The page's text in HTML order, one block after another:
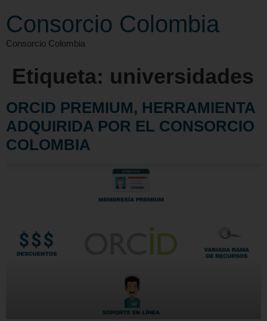
Consorcio Colombia
Consorcio Colombia
Etiqueta: universidades
ORCID PREMIUM, HERRAMIENTA
ADQUIRIDA POR EL CONSORCIO
COLOMBIA